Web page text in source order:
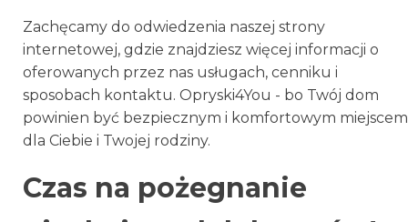
Zachęcamy do odwiedzenia naszej strony
internetowej, gdzie znajdziesz więcej informacji o
oferowanych przez nas usługach, cenniku i
sposobach kontaktu. Opryski4You - bo Twój dom
powinien być bezpiecznym i komfortowym miejscem
dla Ciebie i Twojej rodziny.
Czas na pożegnanie